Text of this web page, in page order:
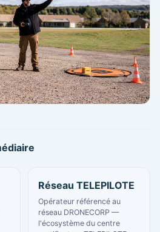
Réseau TELEPILOTE
Opérateur référencé au
réseau DRONECORP —
l'écosystème du centre